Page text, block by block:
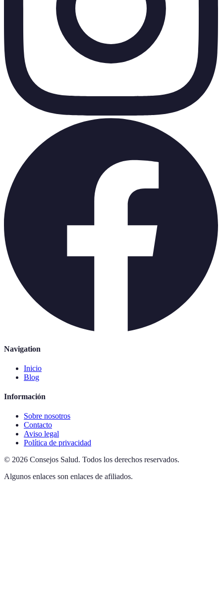
Navigation
Inicio
Blog
Información
Sobre nosotros
Contacto
Aviso legal
Política de privacidad
© 2026 Consejos Salud. Todos los derechos reservados.
Algunos enlaces son enlaces de afiliados.